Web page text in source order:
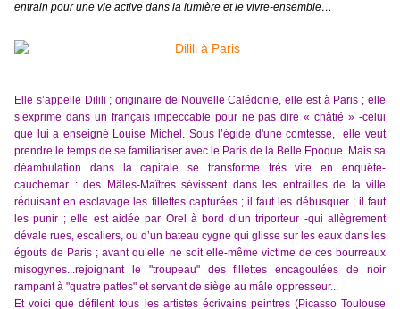
entrain pour une vie active dans la lumière et le vivre-ensemble…
Elle s’appelle Dilili ; originaire de Nouvelle Calédonie, elle est à Paris ; elle
s’exprime dans un français impeccable pour ne pas dire « châtié » -celui
que lui a enseigné Louise Michel. Sous l’égide d'une comtesse, elle veut
prendre le temps de se familiariser avec le Paris de la Belle Epoque. Mais sa
déambulation dans la capitale se transforme très vite en enquête-
cauchemar : des Mâles-Maîtres sévissent dans les entrailles de la ville
réduisant en esclavage les fillettes capturées ; il faut les débusquer ; il faut
les punir ; elle est aidée par Orel à bord d’un triporteur -qui allègrement
dévale rues, escaliers, ou d’un bateau cygne qui glisse sur les eaux dans les
égouts de Paris ;avant qu’elle ne soit elle-même victime de ces bourreaux
misogynes...rejoignant le "troupeau" des fillettes encagoulées de noir
rampant à "quatre pattes" et servant de siège au mâle oppresseur...
Et voici que défilent tous les artistes écrivains peintres (Picasso Toulouse